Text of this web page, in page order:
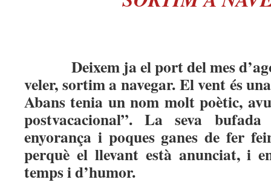
Deixem ja el port del mes
veler, sortim a navegar. El vent és
Abans tenia un nom molt poètic,
postvacacional”. La seva bufada
enyorança i poques ganes de fer
perquè el llevant està anunciat, i
temps i d’humor.